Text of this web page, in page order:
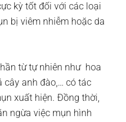
kỳ tốt đối với các loại
bị viêm nhiễm hoặc da
từ tự nhiên như hoa
cây anh đào,… có tác
xuất hiện. Đồng thời,
ngừa việc mụn hình